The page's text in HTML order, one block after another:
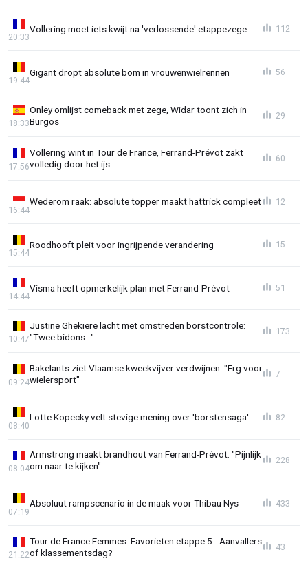
Vollering moet iets kwijt na 'verlossende' etappezege
20:33
112
Gigant dropt absolute bom in vrouwenwielrennen
19:44
56
Onley omlijst comeback met zege, Widar toont zich in
Burgos
18:33
29
Vollering wint in Tour de France, Ferrand-Prévot zakt
volledig door het ijs
17:56
60
Wederom raak: absolute topper maakt hattrick compleet
16:44
12
Roodhooft pleit voor ingrijpende verandering
15:44
15
Visma heeft opmerkelijk plan met Ferrand-Prévot
14:44
51
Justine Ghekiere lacht met omstreden borstcontrole:
"Twee bidons..."
10:47
173
Bakelants ziet Vlaamse kweekvijver verdwijnen: "Erg voor
wielersport"
09:24
7
Lotte Kopecky velt stevige mening over 'borstensaga'
08:40
82
Armstrong maakt brandhout van Ferrand-Prévot: "Pijnlijk
om naar te kijken"
08:04
228
Absoluut rampscenario in de maak voor Thibau Nys
07:19
433
Tour de France Femmes: Favorieten etappe 5 - Aanvallers
of klassementsdag?
21:22
43